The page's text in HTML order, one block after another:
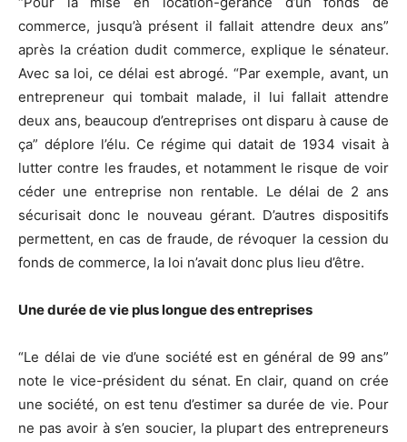
commerce, jusqu’à présent il fallait attendre deux ans”
après la création dudit commerce, explique le sénateur.
Avec sa loi, ce délai est abrogé. “Par exemple, avant, un
entrepreneur qui tombait malade, il lui fallait attendre
deux ans, beaucoup d’entreprises ont disparu à cause de
ça” déplore l’élu. Ce régime qui datait de 1934 visait à
lutter contre les fraudes, et notamment le risque de voir
céder une entreprise non rentable. Le délai de 2 ans
sécurisait donc le nouveau gérant. D’autres dispositifs
permettent, en cas de fraude, de révoquer la cession du
fonds de commerce, la loi n’avait donc plus lieu d’être.
Une durée de vie plus longue des entreprises
“Le délai de vie d’une société est en général de 99 ans”
note le vice-président du sénat. En clair, quand on crée
une société, on est tenu d’estimer sa durée de vie. Pour
ne pas avoir à s’en soucier, la plupart des entrepreneurs